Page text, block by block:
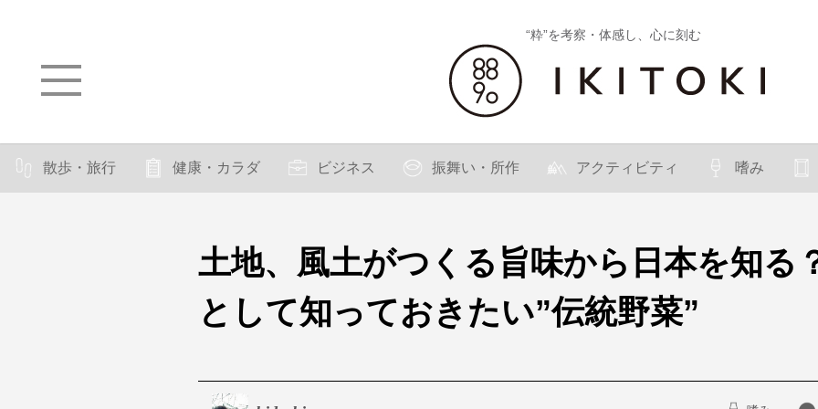
“粋”を考察・体感し、心に刻む
散歩・旅行 健康・カラダ ビジネス 振舞い・所作 アクティビティ 嗜み
土地、風土がつくる旨味から日本を知る
として知っておきたい”伝統野菜”